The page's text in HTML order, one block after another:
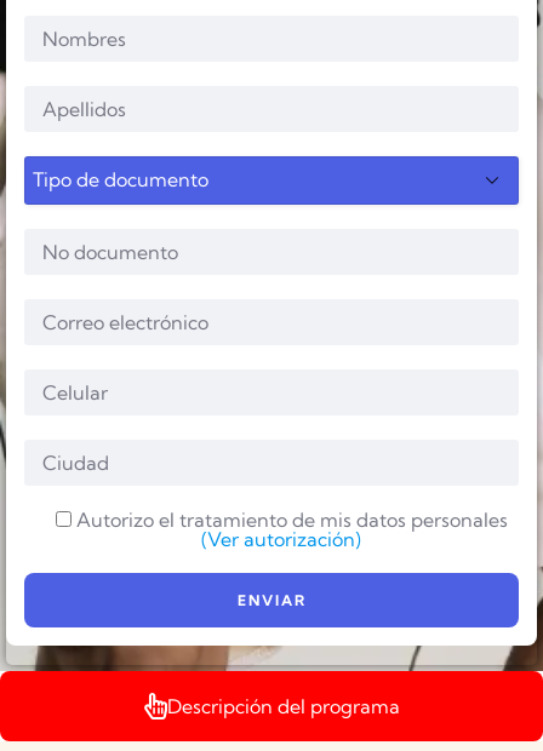
Autorizo el tratamiento de mis datos personales
(Ver autorización)
Descripción del programa